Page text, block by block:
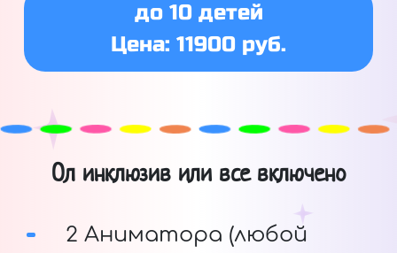
до 10 детей
Цена: 11900 руб.
Ол инклюзив или все включено
2 Аниматора (любой